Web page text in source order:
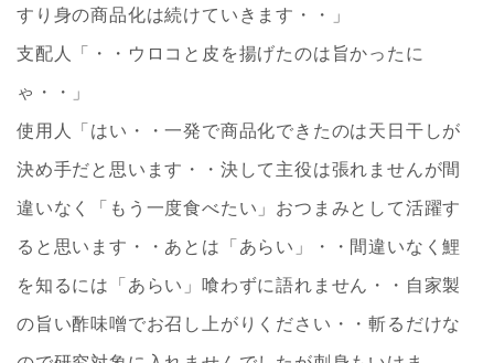
すり身の商品化は続けていきます・・」
支配人「・・ウロコと皮を揚げたのは旨かったに
ゃ・・」
使用人「はい・・一発で商品化できたのは天日干しが
決め手だと思います・・決して主役は張れませんが間
違いなく「もう一度食べたい」おつまみとして活躍す
ると思います・・あとは「あらい」・・間違いなく鯉
を知るには「あらい」喰わずに語れません・・自家製
の旨い酢味噌でお召し上がりください・・斬るだけな